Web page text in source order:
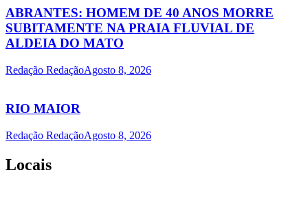
ABRANTES: HOMEM DE 40 ANOS MORRE
SUBITAMENTE NA PRAIA FLUVIAL DE
ALDEIA DO MATO
Redação RedaçãoAgosto 8, 2026
RIO MAIOR
Redação RedaçãoAgosto 8, 2026
Locais